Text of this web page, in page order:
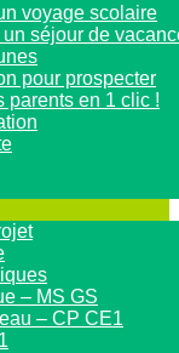
voyage scolaire
séjour de
pour prospecter
parents en 1 clic !
– MS GS
– CP CE1